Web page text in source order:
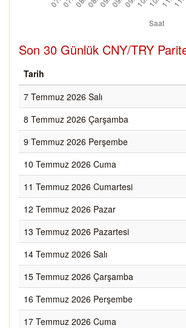
Son 30 Günlük CNY/TRY
Tarih
7 Temmuz 2026 Salı
8 Temmuz 2026 Çarşamba
9 Temmuz 2026 Perşembe
10 Temmuz 2026 Cuma
11 Temmuz 2026 Cumartesi
12 Temmuz 2026 Pazar
13 Temmuz 2026 Pazartesi
14 Temmuz 2026 Salı
15 Temmuz 2026 Çarşamba
16 Temmuz 2026 Perşembe
17 Temmuz 2026 Cuma